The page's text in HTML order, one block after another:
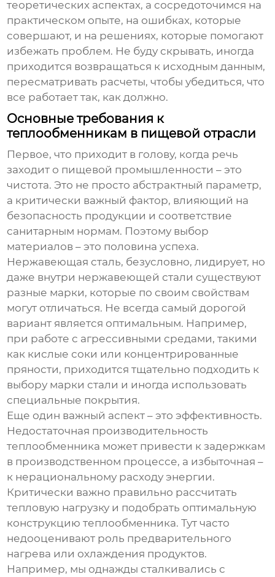
теоретических аспектах, а сосредоточимся на
практическом опыте, на ошибках, которые
совершают, и на решениях, которые помогают
избежать проблем. Не буду скрывать, иногда
приходится возвращаться к исходным данным,
пересматривать расчеты, чтобы убедиться, что
все работает так, как должно.
Основные требования к
теплообменникам в пищевой отрасли
Первое, что приходит в голову, когда речь
заходит о пищевой промышленности – это
чистота. Это не просто абстрактный параметр,
а критически важный фактор, влияющий на
безопасность продукции и соответствие
санитарным нормам. Поэтому выбор
материалов – это половина успеха.
Нержавеющая сталь, безусловно, лидирует, но
даже внутри нержавеющей стали существуют
разные марки, которые по своим свойствам
могут отличаться. Не всегда самый дорогой
вариант является оптимальным. Например,
при работе с агрессивными средами, такими
как кислые соки или концентрированные
пряности, приходится тщательно подходить к
выбору марки стали и иногда использовать
специальные покрытия.
Еще один важный аспект – это эффективность.
Недостаточная производительность
теплообменника может привести к задержкам
в производственном процессе, а избыточная –
к нерациональному расходу энергии.
Критически важно правильно рассчитать
тепловую нагрузку и подобрать оптимальную
конструкцию теплообменника. Тут часто
недооценивают роль предварительного
нагрева или охлаждения продуктов.
Например, мы однажды сталкивались с